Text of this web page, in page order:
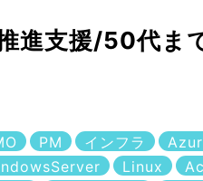
進支援/50代ま
PM インフラ
Linux